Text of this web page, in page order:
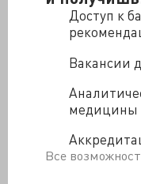
Доступ к
Вакансии
медицины
Все